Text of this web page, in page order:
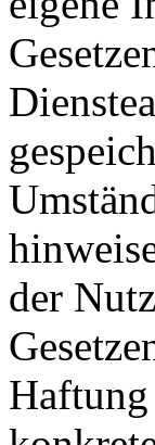
der